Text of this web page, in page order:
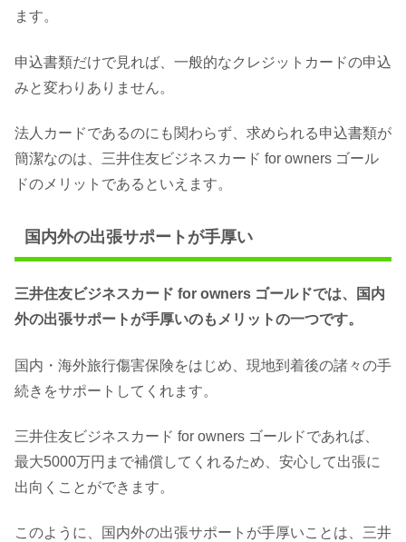
ます。
申込書類だけで見れば、一般的なクレジットカードの申込
みと変わりありません。
法人カードであるのにも関わらず、求められる申込書類が
簡潔なのは、三井住友ビジネスカード for owners ゴール
ドのメリットであるといえます。
国内外の出張サポートが手厚い
三井住友ビジネスカード for owners ゴールドでは、国内
外の出張サポートが手厚いのもメリットの一つです。
国内・海外旅行傷害保険をはじめ、現地到着後の諸々の手
続きをサポートしてくれます。
三井住友ビジネスカード for owners ゴールドであれば、
最大5000万円まで補償してくれるため、安心して出張に
出向くことができます。
このように、国内外の出張サポートが手厚いことは、三井